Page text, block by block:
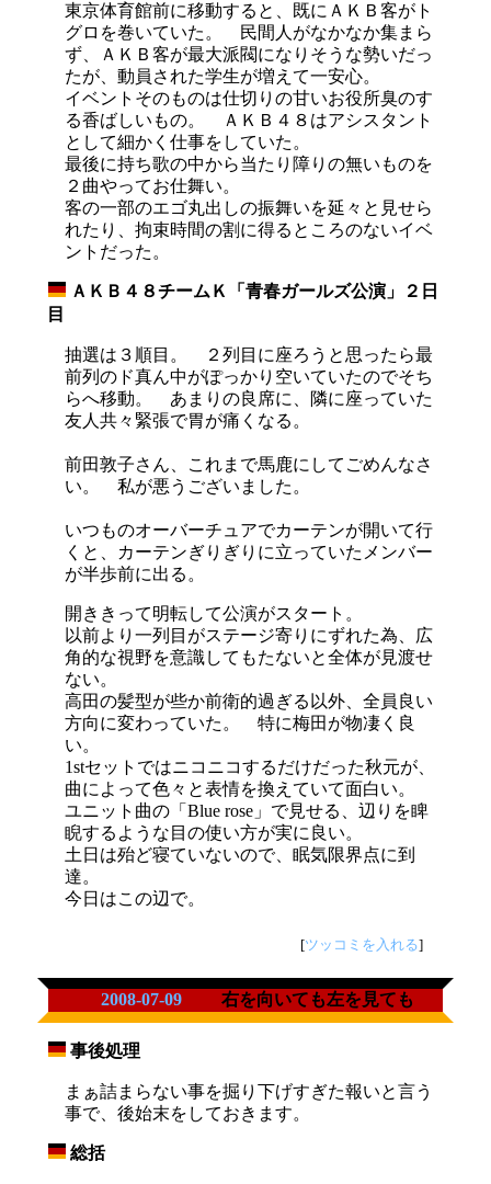
東京体育館前に移動すると、既にＡＫＢ客がト
グロを巻いていた。 民間人がなかなか集まら
ず、ＡＫＢ客が最大派閥になりそうな勢いだっ
たが、動員された学生が増えて一安心。
イベントそのものは仕切りの甘いお役所臭のす
る香ばしいもの。 ＡＫＢ４８はアシスタント
として細かく仕事をしていた。
最後に持ち歌の中から当たり障りの無いものを
２曲やってお仕舞い。
客の一部のエゴ丸出しの振舞いを延々と見せら
れたり、拘束時間の割に得るところのないイベ
ントだった。
ＡＫＢ４８チームＫ「青春ガールズ公演」２日
目
抽選は３順目。 ２列目に座ろうと思ったら最
前列のド真ん中がぽっかり空いていたのでそち
らへ移動。 あまりの良席に、隣に座っていた
友人共々緊張で胃が痛くなる。
前田敦子さん、これまで馬鹿にしてごめんなさ
い。 私が悪うございました。
いつものオーバーチュアでカーテンが開いて行
くと、カーテンぎりぎりに立っていたメンバー
が半歩前に出る。
開ききって明転して公演がスタート。
以前より一列目がステージ寄りにずれた為、広
角的な視野を意識してもたないと全体が見渡せ
ない。
高田の髪型が些か前衛的過ぎる以外、全員良い
方向に変わっていた。 特に梅田が物凄く良
い。
1stセットではニコニコするだけだった秋元が、
曲によって色々と表情を換えていて面白い。
ユニット曲の「Blue rose」で見せる、辺りを睥
睨するような目の使い方が実に良い。
土日は殆ど寝ていないので、眠気限界点に到
達。
今日はこの辺で。
[ツッコミを入れる]
2008-07-09 右を向いても左を見ても
事後処理
まぁ詰まらない事を掘り下げすぎた報いと言う
事で、後始末をしておきます。
総括